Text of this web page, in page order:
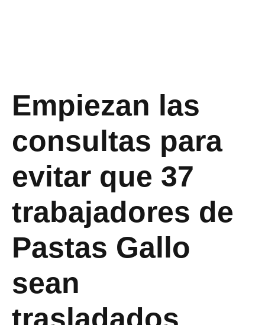
Empiezan las
consultas para
evitar que 37
trabajadores de
Pastas Gallo
sean